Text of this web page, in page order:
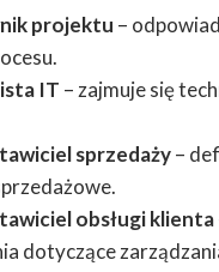
projektu –
IT – zajmuje się
sprzedaży–
obsługi klienta
dotyczące